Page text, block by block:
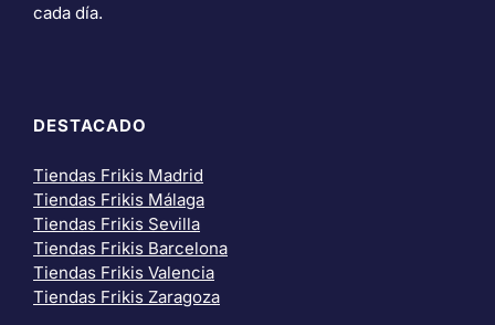
cada día.
DESTACADO
Tiendas Frikis Madrid
Tiendas Frikis Málaga
Tiendas Frikis Sevilla
Tiendas Frikis Barcelona
Tiendas Frikis Valencia
Tiendas Frikis Zaragoza